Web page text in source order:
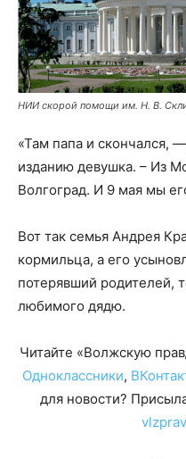
НИИ скорой помощи им. Н. В.
«Там папа и скончался,
изданию девушка. – Из
Волгоград. И 9 мая мы
Вот так семья Андрея
кормильца, а его
потерявший родителей,
любимого дядю.
Читайте «Волжскую
Одноклассники,
для новости?